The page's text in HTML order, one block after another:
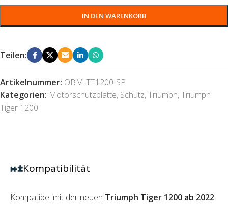
IN DEN WARENKORB
Teilen:
Artikelnummer: OBM-TT1200-SP
Kategorien: Motorschutzplatte, Schutz,Triumph,Triumph
Tiger 1200
Kompatibilität
Kompatibel mit der neuen Triumph Tiger 1200 ab 2022